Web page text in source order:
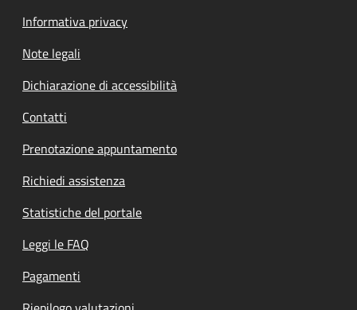
Informativa privacy
Note legali
Dichiarazione di accessibilità
Contatti
Prenotazione appuntamento
Richiedi assistenza
Statistiche del portale
Leggi le FAQ
Pagamenti